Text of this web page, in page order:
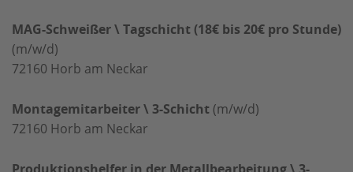
MAG-Schweißer \ Tagschicht (18€ bis 20€ pro Stunde)
(m/w/d)
72160 Horb am Neckar
Montagemitarbeiter \ 3-Schicht (m/w/d)
72160 Horb am Neckar
Produktionshelfer in der Metallbearbeitung \ 3-